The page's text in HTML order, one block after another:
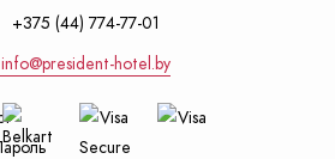
+375 (44) 774-77-01
info@president-hotel.by